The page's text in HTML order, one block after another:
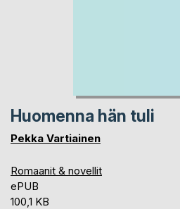
Huomenna hän tuli
Pekka Vartiainen
Romaanit & novellit
ePUB
100,1 KB